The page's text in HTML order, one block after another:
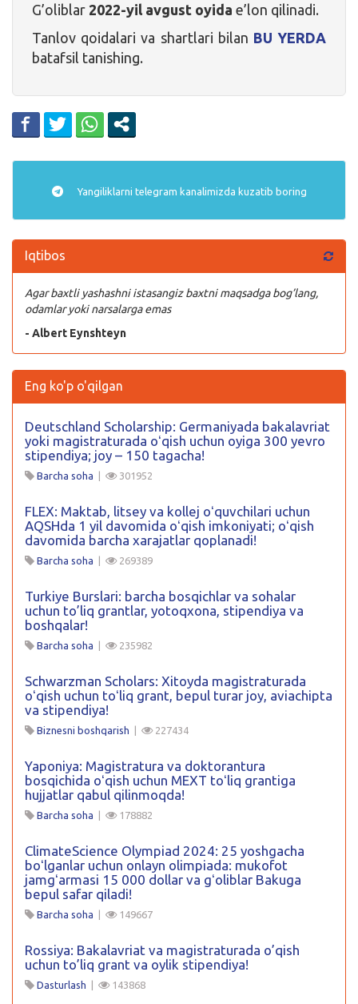
G’oliblar 2022-yil avgust oyida e’lon qilinadi.
Tanlov qoidalari va shartlari bilan BU YERDA
batafsil tanishing.
Yangiliklarni telegram kanalimizda kuzatib boring
Iqtibos
Agar baxtli yashashni istasangiz baxtni maqsadga bog’lang,
odamlar yoki narsalarga emas
- Albert Eynshteyn
Eng ko'p o'qilgan
Deutschland Scholarship: Germaniyada bakalavriat
yoki magistraturada oʻqish uchun oyiga 300 yevro
stipendiya; joy – 150 tagacha!
Barcha soha | 301952
FLEX: Maktab, litsey va kollej oʻquvchilari uchun
AQSHda 1 yil davomida oʻqish imkoniyati; oʻqish
davomida barcha xarajatlar qoplanadi!
Barcha soha | 269389
Turkiye Burslari: barcha bosqichlar va sohalar
uchun to’liq grantlar, yotoqxona, stipendiya va
boshqalar!
Barcha soha | 235982
Schwarzman Scholars: Xitoyda magistraturada
oʻqish uchun toʻliq grant, bepul turar joy, aviachipta
va stipendiya!
Biznesni boshqarish | 227434
Yaponiya: Magistratura va doktorantura
bosqichida oʻqish uchun MEXT toʻliq grantiga
hujjatlar qabul qilinmoqda!
Barcha soha | 178882
ClimateScience Olympiad 2024: 25 yoshgacha
boʻlganlar uchun onlayn olimpiada: mukofot
jamgʻarmasi 15 000 dollar va gʻoliblar Bakuga
bepul safar qiladi!
Barcha soha | 149667
Rossiya: Bakalavriat va magistraturada o’qish
uchun to’liq grant va oylik stipendiya!
Dasturlash | 143868